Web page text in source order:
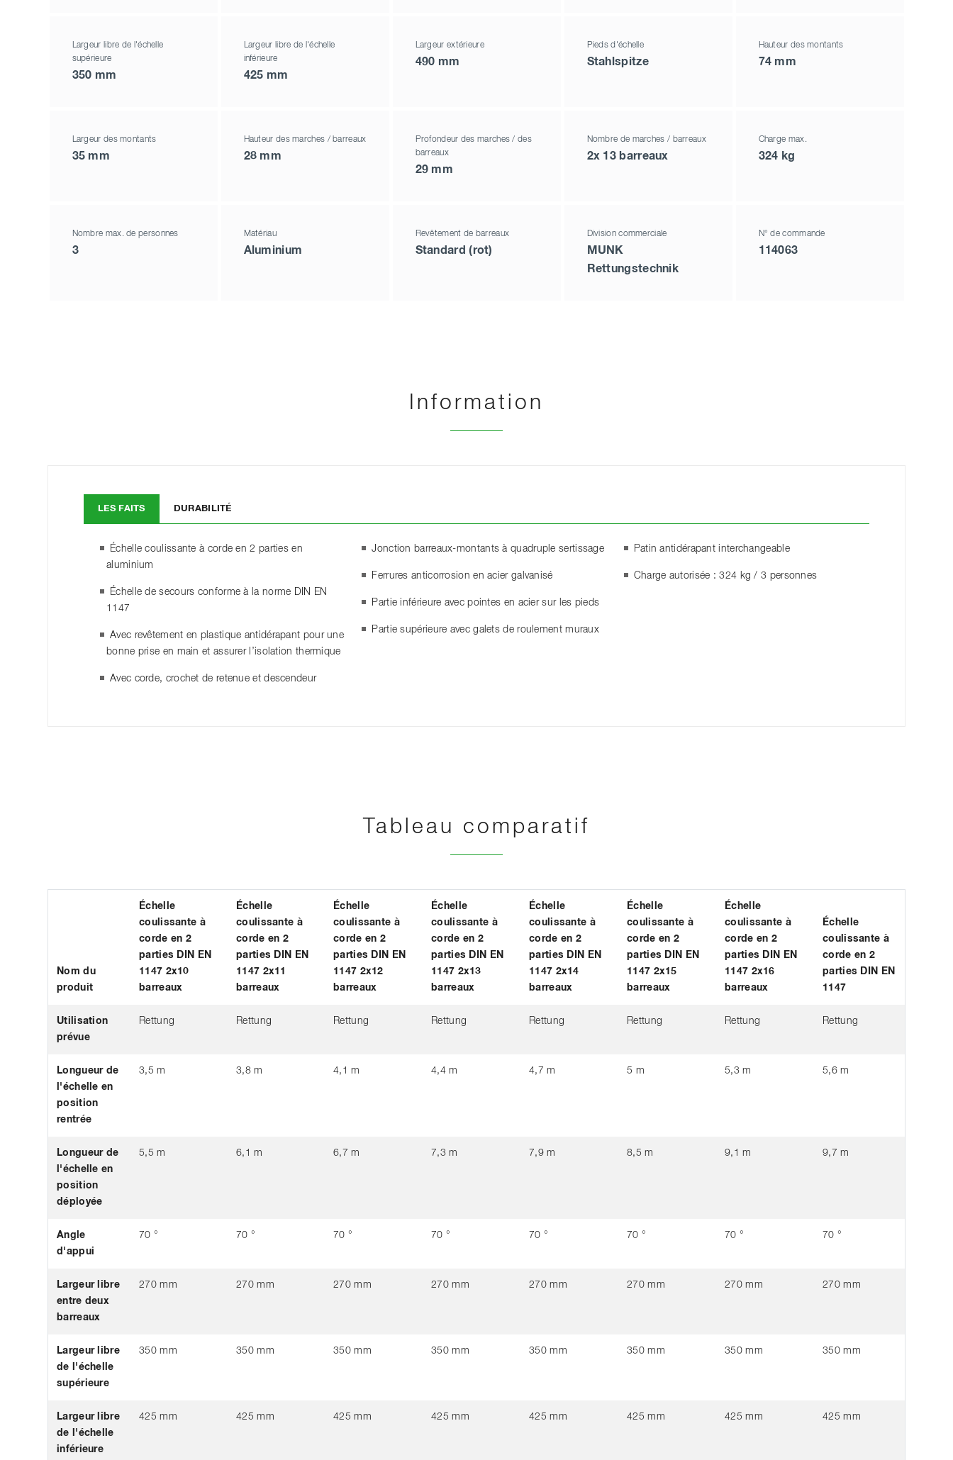
Largeur libre de l'échelle
supérieure
350 mm
Largeur libre de l'échelle
inférieure
425 mm
Largeur extérieure
490 mm
Pieds d'échelle
Stahlspitze
Hauteur des montants
74 mm
Largeur des montants
35 mm
Hauteur des marches / barreaux
28 mm
Profondeur des marches / des
barreaux
29 mm
Nombre de marches / barreaux
2x 13 barreaux
Charge max.
324 kg
Nombre max. de personnes
3
Matériau
Aluminium
Revêtement de barreaux
Standard (rot)
Division commerciale
MUNK
Rettungstechnik
N° de commande
114063
Information
LES FAITS DURABILITÉ
Échelle coulissante à corde en 2 parties en
aluminium
Échelle de secours conforme à la norme DIN EN
1147
Avec revêtement en plastique antidérapant pour une
bonne prise en main et assurer l’isolation thermique
Avec corde, crochet de retenue et descendeur
Jonction barreaux-montants à quadruple sertissage
Ferrures anticorrosion en acier galvanisé
Partie inférieure avec pointes en acier sur les pieds
Partie supérieure avec galets de roulement muraux
Patin antidérapant interchangeable
Charge autorisée : 324 kg / 3 personnes
Tableau comparatif
Nom du
produit
Échelle
coulissante à
corde en 2
parties DIN EN
1147 2x10
barreaux
Échelle
coulissante à
corde en 2
parties DIN EN
1147 2x11
barreaux
Échelle
coulissante à
corde en 2
parties DIN EN
1147 2x12
barreaux
Échelle
coulissante à
corde en 2
parties DIN EN
1147 2x13
barreaux
Échelle
coulissante à
corde en 2
parties DIN EN
1147 2x14
barreaux
Échelle
coulissante à
corde en 2
parties DIN EN
1147 2x15
barreaux
Échelle
coulissante à
corde en 2
parties DIN EN
1147 2x16
barreaux
Échelle
coulissante à
corde en 2
parties DIN EN
1147
Utilisation
prévue
Rettung Rettung Rettung Rettung Rettung Rettung Rettung Rettung
Longueur de
l'échelle en
position
rentrée
3,5 m 3,8 m 4,1 m 4,4 m 4,7 m 5 m 5,3 m 5,6 m
Longueur de
l'échelle en
position
déployée
5,5 m 6,1 m 6,7 m 7,3 m 7,9 m 8,5 m 9,1 m 9,7 m
Angle
d'appui
70 ° 70 ° 70 ° 70 ° 70 ° 70 ° 70 ° 70 °
Largeur libre
entre deux
barreaux
270 mm 270 mm 270 mm 270 mm 270 mm 270 mm 270 mm 270 mm
Largeur libre
de l'échelle
supérieure
350 mm 350 mm 350 mm 350 mm 350 mm 350 mm 350 mm 350 mm
Largeur libre
de l'échelle
inférieure
425 mm 425 mm 425 mm 425 mm 425 mm 425 mm 425 mm 425 mm